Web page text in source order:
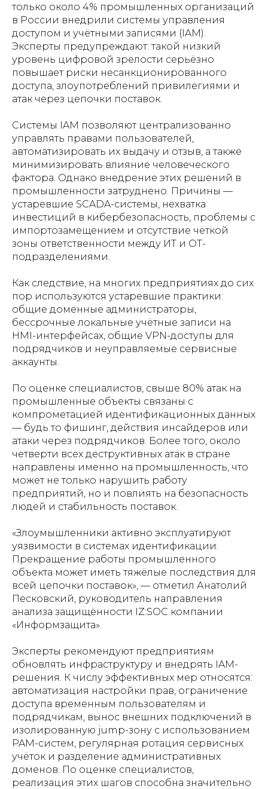
только около 4% промышленных организаций
в России внедрили системы управления
доступом и учётными записями (IAM).
Эксперты предупреждают: такой низкий
уровень цифровой зрелости серьёзно
повышает риски несанкционированного
доступа, злоупотреблений привилегиями и
атак через цепочки поставок.
Системы IAM позволяют централизованно
управлять правами пользователей,
автоматизировать их выдачу и отзыв, а также
минимизировать влияние человеческого
фактора. Однако внедрение этих решений в
промышленности затруднено. Причины —
устаревшие SCADA-системы, нехватка
инвестиций в кибербезопасность, проблемы с
импортозамещением и отсутствие чёткой
зоны ответственности между ИТ и ОТ-
подразделениями.
Как следствие, на многих предприятиях до сих
пор используются устаревшие практики:
общие доменные администраторы,
бессрочные локальные учётные записи на
HMI-интерфейсах, общие VPN-доступы для
подрядчиков и неуправляемые сервисные
аккаунты.
По оценке специалистов, свыше 80% атак на
промышленные объекты связаны с
компрометацией идентификационных данных
— будь то фишинг, действия инсайдеров или
атаки через подрядчиков. Более того, около
четверти всех деструктивных атак в стране
направлены именно на промышленность, что
может не только нарушить работу
предприятий, но и повлиять на безопасность
людей и стабильность поставок.
«Злоумышленники активно эксплуатируют
уязвимости в системах идентификации.
Прекращение работы промышленного
объекта может иметь тяжёлые последствия для
всей цепочки поставок», — отметил Анатолий
Песковский, руководитель направления
анализа защищённости IZ:SOC компании
«Информзащита».
Эксперты рекомендуют предприятиям
обновлять инфраструктуру и внедрять IAM-
решения. К числу эффективных мер относятся:
автоматизация настройки прав, ограничение
доступа временным пользователям и
подрядчикам, вынос внешних подключений в
изолированную jump-зону с использованием
PAM-систем, регулярная ротация сервисных
учёток и разделение административных
доменов. По оценке специалистов,
реализация этих шагов способна значительно